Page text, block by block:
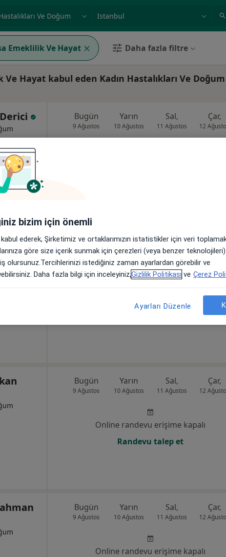
Emeklilik Ve Hayat Daha fazla filtre
Hayat kabul eden Kadın Hastalıkları Ve Doğum
No:1, Bahçelievler •Harita
Bugün
9 Ağustos
Yarın
10 Ağustos
Sal,
11 Ağustos
Çar,
12
Bugün
9 Ağustos
Yarın
10 Ağustos
Sal,
11 Ağustos
Çar,
12
Randevu talep et
Bugün
9 Ağustos
Yarın
10 Ağustos
Sal,
11 Ağustos
Çar,
12
Online randevu erişime kapalı
Randevu talep et
Bugün
9 Ağustos
Yarın
10 Ağustos
Sal,
11 Ağustos
Çar,
12
Online randevu erişime kapalı
bizim için önemli
ederek, Şirketimiz ve ortaklarımızın istatistikler için veri
göre size içerik sunmak için çerezleri (veya benzer
olursunuz.Tercihlerinizi istediğiniz zaman ayarlardan görebilir ve
Daha fazla bilgi için inceleyiniz,Gizlilik Politikası ve Çerez
Ayarları Düzenle